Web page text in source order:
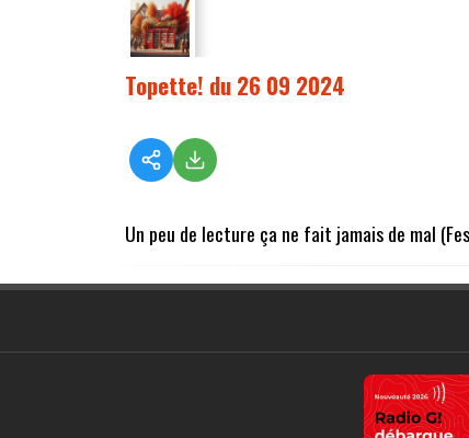
Topette! du 26 09 2024
Un peu de lecture ça ne fait jamais de mal